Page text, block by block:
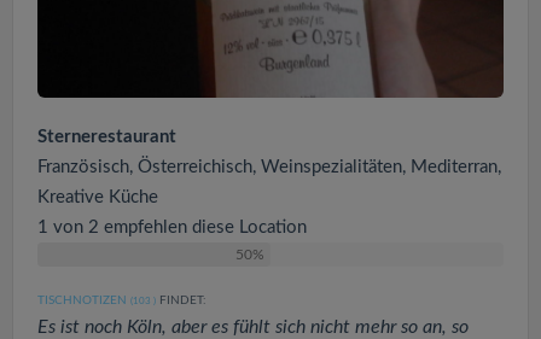
Sternerestaurant
Französisch, Österreichisch, Weinspezialitäten, Mediterran,
Kreative Küche
1 von 2 empfehlen diese Location
50%
TISCHNOTIZEN (103 ) FINDET:
Es ist noch Köln, aber es fühlt sich nicht mehr so an, so